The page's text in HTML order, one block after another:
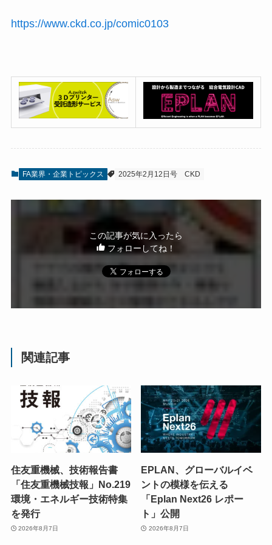
https://www.ckd.co.jp/comic0103
FA業界・企業トピックス 2025年2月12日号 CKD
この記事が気に入ったら
フォローしてね！
関連記事
住友重機械、技術報告書
「住友重機械技報」No.219
環境・エネルギー技術特集
を発行
2026年8月7日
EPLAN、グローバルイベ
ントの模様を伝える
「Eplan Next26 レポー
ト」公開
2026年8月7日